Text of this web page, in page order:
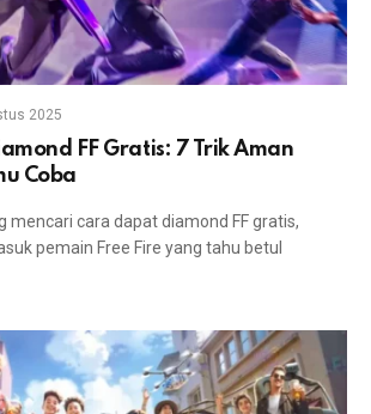
2025
FF Gratis: 7 Trik Aman
Coba
mencari cara dapat diamond FF gratis,
pemain Free Fire yang tahu betul